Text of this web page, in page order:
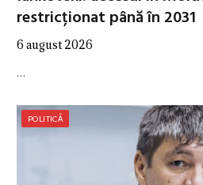
restricționat până în 2031
6 august 2026
…
POLITICĂ